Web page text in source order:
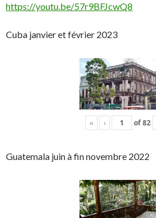
https://youtu.be/57r9BFJcwQ8
Cuba janvier et février 2023
« ‹ of82
Guatemala juin à fin novembre 2022